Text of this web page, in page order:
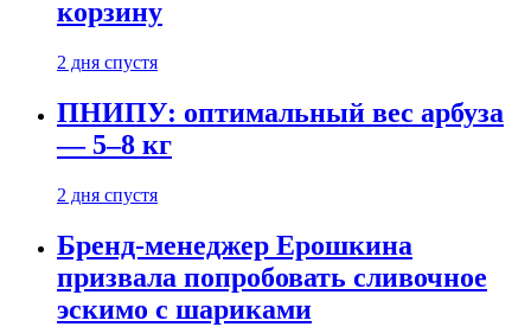
корзину
2 дня спустя
ПНИПУ: оптимальный вес арбуза
— 5–8 кг
2 дня спустя
Бренд-менеджер Ерошкина
призвала попробовать сливочное
эскимо с шариками